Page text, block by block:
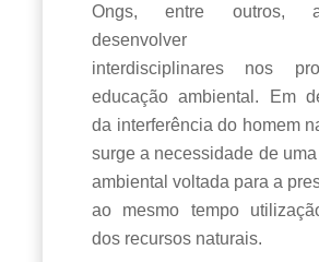
Ongs, entre outros,
desenvolver
interdisciplinares nos
educação ambiental. Em
da interferência do homem
surge a necessidade de
ambiental voltada para a
ao mesmo tempo
dos recursos naturais.